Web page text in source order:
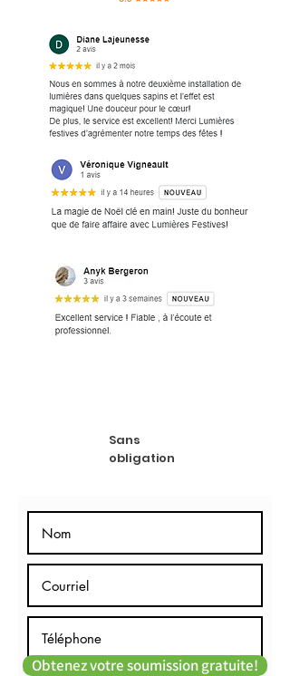
Sans
obligation
Obtenez votre soumission gratuite!